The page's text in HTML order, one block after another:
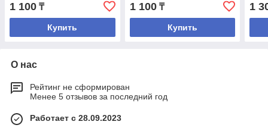
1 100 ₸
Купить
1 100₸
Купить
1
О нас
Рейтинг не сформирован
Менее 5 отзывов за последний год
Работает с 28.09.2023